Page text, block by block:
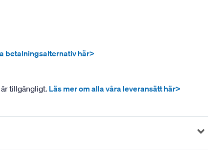
betalningsalternativ här>
tillgängligt. Läs mer om alla våra leveransätt här>